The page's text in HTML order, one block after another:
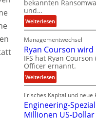
i
t
n
z
u
s
a
bekannten
und…
Weiterlesen:
L
ö
s
e
g
e
l
d
z
a
Managementwechsel
Ryan Courson wird
IFS hat Ryan
Officer ernannt.
Weiterlesen:
R
y
a
n
Frisches Kapital und neue
Engineering-
Millionen US-Dollar